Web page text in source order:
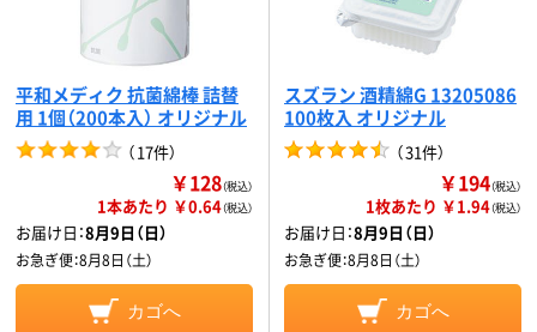
平和メディク 抗菌綿棒 詰替
用 1個（200本入） オリジナル
（17件）
￥128（税込）
1本あたり ￥0.64（税込）
お届け日：8月9日（日）
お急ぎ便：8月8日（土）
カゴへ
スズラン 酒精綿G 13205086
100枚入 オリジナル
（31件）
￥194（税込）
1枚あたり ￥1.94（税込）
お届け日：8月9日（日）
お急ぎ便：8月8日（土）
カゴへ